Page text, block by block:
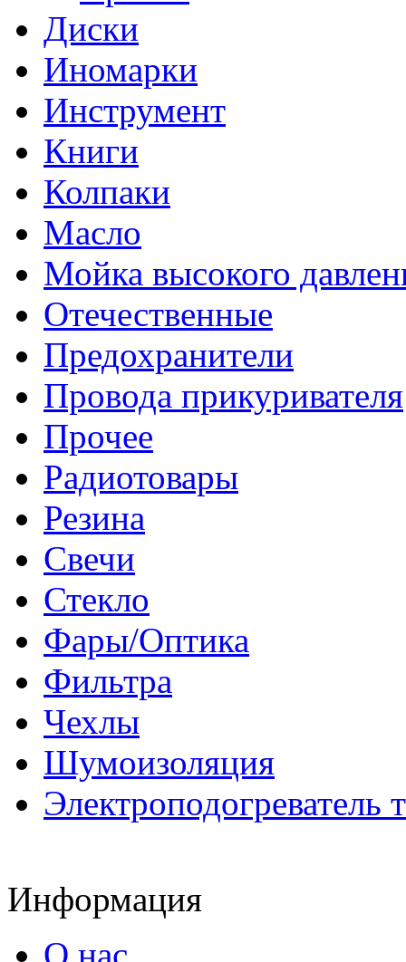
Диски
Иномарки
Инструмент
Книги
Колпаки
Масло
Мойка высокого
Отечественные
Предохранители
Провода прикуривателя
Прочее
Радиотовары
Резина
Свечи
Стекло
Фары/Оптика
Фильтра
Чехлы
Шумоизоляция
Электроподогреватель
Информация